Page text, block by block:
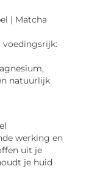
| Matcha
voedingsrijk:
natuurlijk
werking en
uit je
je huid